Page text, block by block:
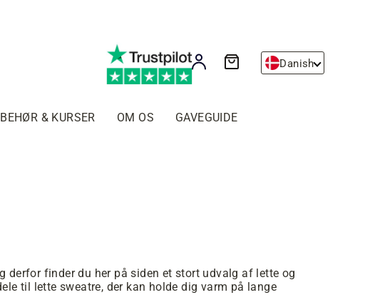
Log ind Danish
& KURSER OM OS GAVEGUIDE
derfor finder du her på siden et stort udvalg af lette og
til lette sweatre, der kan holde dig varm på lange